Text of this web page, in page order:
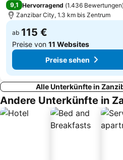
9,1 Hervorragend (1.436 Bewertungen)
Zanzibar City, 1.3 km bis Zentrum
ab 115 €
Preise von 11 Websites
Preise sehen
Alle Unterkünfte in
Andere Unterkünfte in